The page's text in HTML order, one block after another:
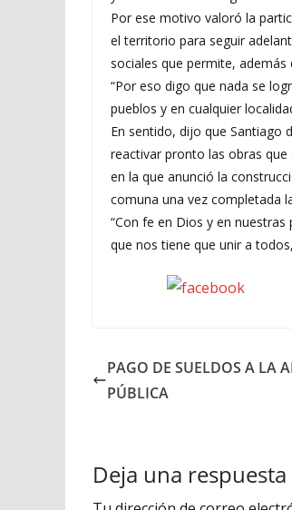
Por ese motivo valoró la
el territorio para seguir
sociales que permite,
“Por eso digo que nada se
pueblos y en cualquier
En sentido, dijo que Santiago
reactivar pronto las obras
en la que anunció la
comuna una vez completada
“Con fe en Dios y en
que nos tiene que unir a
PAGO DE SUELDOS A LA
PÚBLICA
Deja una respuesta